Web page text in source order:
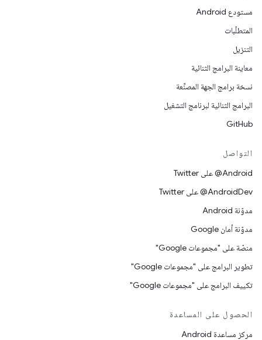
مستودع Android
المتطلّبات
التنزيل
معاينة البرامج الثنائية
نسخة برامج الجهة المصنِّعة
البرامج الثنائية لبرنامج التشغيل
GitHub
التواصل
‎@Android على Twitter
‎@AndroidDev على Twitter
مدوّنة Android
مدوّنة أمان Google
منصّة على "مجموعات Google"
تطوير البرامج على "مجموعات Google"
تكييف البرامج على "مجموعات Google"
الحصول على المساعدة
مركز مساعدة Android